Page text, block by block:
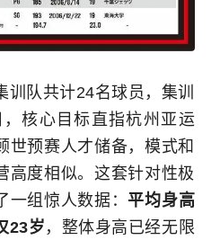
训队共计24名球员，集训
核心目标直指杭州亚运
世预赛人才储备，模式和
高度相似。这套针对性极
一组惊人数据： 平均身高
23岁 ，整体身高已经无限